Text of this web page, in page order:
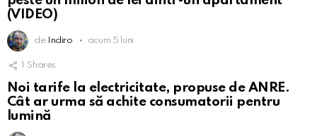
(VIDEO)
de Indiro acum 5 luni
1 Shares
Noi tarife la electricitate, propuse de ANRE.
Cât ar urma să achite consumatorii pentru
lumină